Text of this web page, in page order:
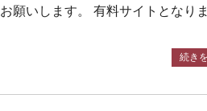
願いします。 有料サイトとなり
続き